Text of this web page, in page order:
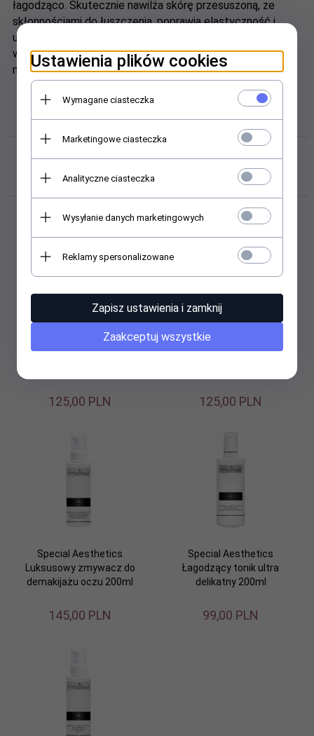
łagodząco. Skutecznie nawilża skórę przesuszoną, ze
skłonnościami do łuszczenia, poprawia elastyczność i
ukrwienie skóry. Jest bogaty w składniki aktywne, jak
witaminy A, E, C i E, enzymy, proteiny, biostyminę, cukry,
mikroelementy.
Polecamy w sklepie i hurtowni
kosmetycznej Abant.pl
Special Aesthetics Mleczko
oczyszczające ultra
125,00 PLN
Special Aesthetics
Łagodzący tonik ultra
125,00 PLN
Special Aesthetics
Luksusowy zmywacz do
demakijażu oczu 200ml
145,00 PLN
Special Aesthetics
Łagodzący tonik ultra
delikatny 200ml
99,00 PLN
Ustawienia plików cookies
Wymagane ciasteczka
Marketingowe ciasteczka
Analityczne ciasteczka
Wysyłanie danych marketingowych
Reklamy spersonalizowane
Zapisz ustawienia i zamknij
Zaakceptuj wszystkie